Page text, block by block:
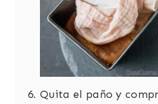
Quita el paño y